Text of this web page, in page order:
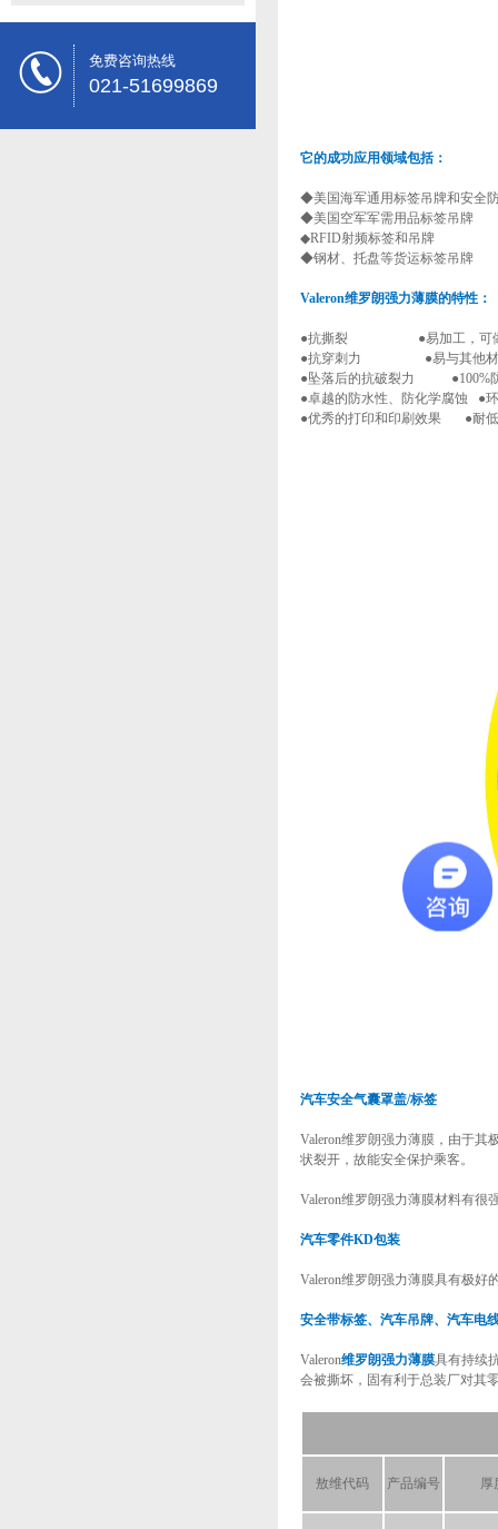
免费咨询热线
021-51699869
它的成功应用领域包括：
◆美国海军通用标签吊牌和安全
◆美国空军军需用品标签
◆RFID射频标签和吊牌
◆钢材、托盘等货运标签吊牌
Valeron维罗朗强力薄膜的特性：
●抗撕裂 ●易加工，可做
●抗穿刺力 ●易与其他材
●坠落后的抗破裂力 ●100%
●卓越的防水性、防化学腐蚀 ●
●优秀的打印和印刷效果 ●耐
汽车安全气囊罩盖/标签
Valeron维罗朗强力薄膜，由于
状裂开，故能安全保护乘客。
Valeron维罗朗强力薄膜材料有很
汽车零件KD包装
Valeron维罗朗强力薄膜具有极
安全带标签、汽车吊牌、汽车电
Valeron维罗朗强力薄膜具有持续
会被撕坏，固有利于总装厂对其
敖维代码 产品编号 厚